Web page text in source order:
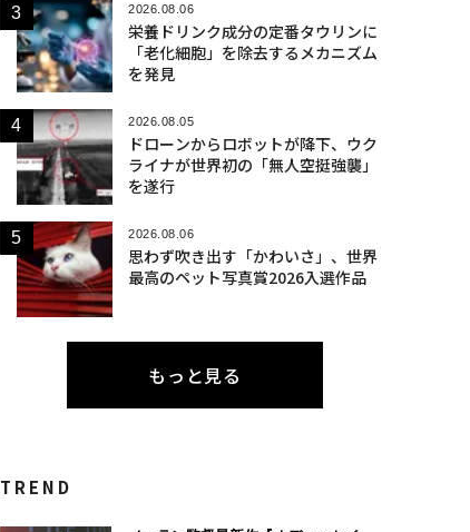
2026.08.06
栄養ドリンク成分の定番タウリンに
「老化細胞」を除去するメカニズム
を発見
2026.08.05
ドローンからロボットが降下、ウク
ライナが世界初の「無人空挺強襲」
を遂行
2026.08.06
思わず吹き出す「かわいさ」、世界
最高のペット写真賞2026入選作品
もっと見る
TREND